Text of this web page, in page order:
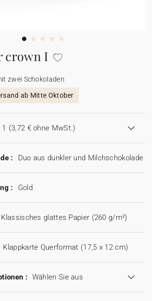
crown I
zwei Schokoladen
ab Mitte Oktober
1 (3,72 € ohne MwSt.)
: Duo aus dunkler und Milchschokolade
: Gold
Klassisches glattes Papier (260 g/m²)
Klappkarte Querformat (17,5 x 12 cm)
: Wählen Sie aus